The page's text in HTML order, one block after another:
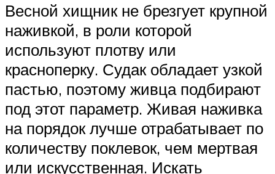
Весной хищник не брезгует крупной
наживкой, в роли которой
используют плотву или
красноперку. Судак обладает узкой
пастью, поэтому живца подбирают
под этот параметр. Живая наживка
на порядок лучше отрабатывает по
количеству поклевок, чем мертвая
или искусственная. Искать